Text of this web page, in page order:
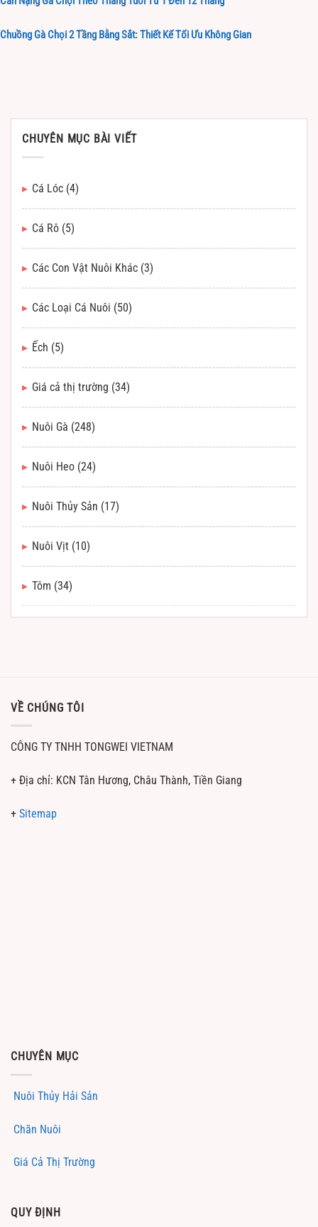
Chuồng Gà Chọi 2 Tầng Bằng Sắt: Thiết Kế Tối Ưu Không Gian
CHUYÊN MỤC BÀI VIẾT
Cá Lóc (4)
Cá Rô (5)
Các Con Vật Nuôi Khác (3)
Các Loại Cá Nuôi (50)
Ếch (5)
Giá cả thị trường (34)
Nuôi Gà (248)
Nuôi Heo (24)
Nuôi Thủy Sản (17)
Nuôi Vịt (10)
Tôm (34)
VỀ CHÚNG TÔI
CÔNG TY TNHH TONGWEI VIETNAM
+ Địa chỉ: KCN Tân Hương, Châu Thành, Tiền Giang
+ Sitemap
CHUYÊN MỤC
Nuôi Thủy Hải Sản
Chăn Nuôi
Giá Cả Thị Trường
QUY ĐỊNH